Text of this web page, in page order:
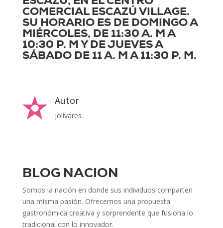
COMERCIAL ESCAZÚ VILLAGE.
SU HORARIO ES DE DOMINGO A
MIÉRCOLES, DE 11:30 A. M A
10:30 P. M Y DE JUEVES A
SÁBADO DE 11 A. M A 11:30 P. M.
Autor
jolivares
BLOG NACION
Somos la nación en donde sus individuos comparten
una misma pasión. Ofrecemos una propuesta
gastronómica creativa y sorprendente que fusiona lo
tradicional con lo innovador.